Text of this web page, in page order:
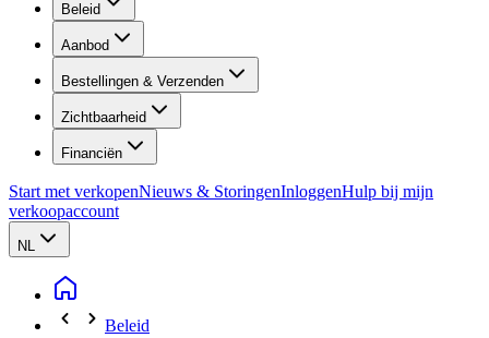
Beleid
Aanbod
Bestellingen & Verzenden
Zichtbaarheid
Financiën
Start met verkopenNieuws & StoringenInloggenHulp bij mijn
verkoopaccount
NL
Beleid